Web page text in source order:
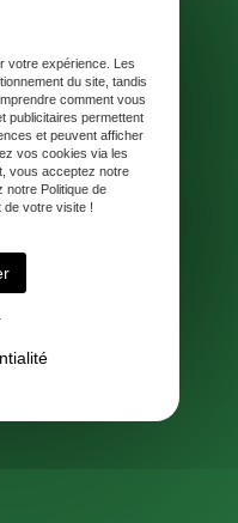
votre expérience. Les
du site, tandis
comment vous
publicitaires permettent
et peuvent afficher
vos cookies via les
vous acceptez notre
notre Politique de
de votre visite !